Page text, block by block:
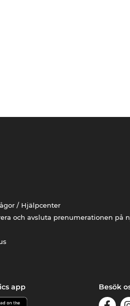
/ Hjälpcenter
och avsluta prenumerationen på
app Besök